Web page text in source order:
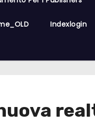
Indexlogin